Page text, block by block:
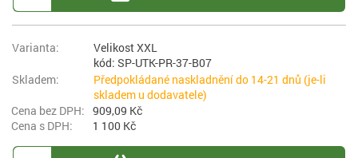
Velikost XXL
kód: SP-UTK-PR-37-B07
Předpokládané naskladnění do 14-21 dnů (je-li
skladem u dodavatele)
909,09 Kč
1 100 Kč